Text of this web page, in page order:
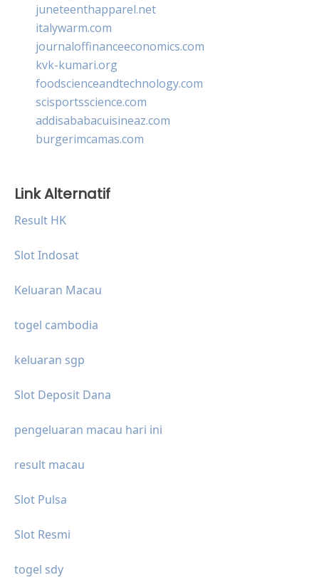
juneteenthapparel.net
italywarm.com
journaloffinanceeconomics.com
kvk-kumari.org
foodscienceandtechnology.com
scisportsscience.com
addisababacuisineaz.com
burgerimcamas.com
Link Alternatif
Result HK
Slot Indosat
Keluaran Macau
togel cambodia
keluaran sgp
Slot Deposit Dana
pengeluaran macau hari ini
result macau
Slot Pulsa
Slot Resmi
togel sdy